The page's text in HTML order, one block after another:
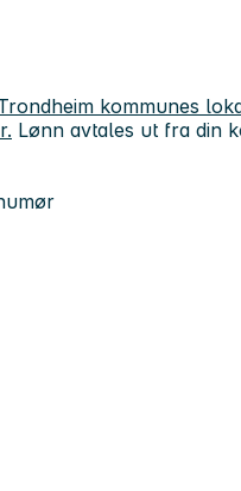
kommunes
Lønn avtales ut fra din